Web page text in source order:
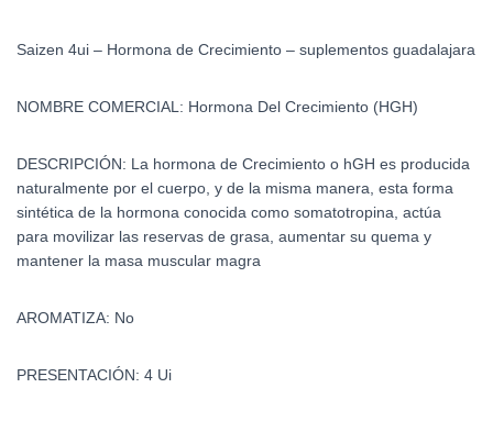
Saizen 4ui – Hormona de Crecimiento – suplementos guadalajara
NOMBRE COMERCIAL: Hormona Del Crecimiento (HGH)
DESCRIPCIÓN: La hormona de Crecimiento o hGH es producida
naturalmente por el cuerpo, y de la misma manera, esta forma
sintética de la hormona conocida como somatotropina, actúa
para movilizar las reservas de grasa, aumentar su quema y
mantener la masa muscular magra
AROMATIZA: No
PRESENTACIÓN: 4 Ui